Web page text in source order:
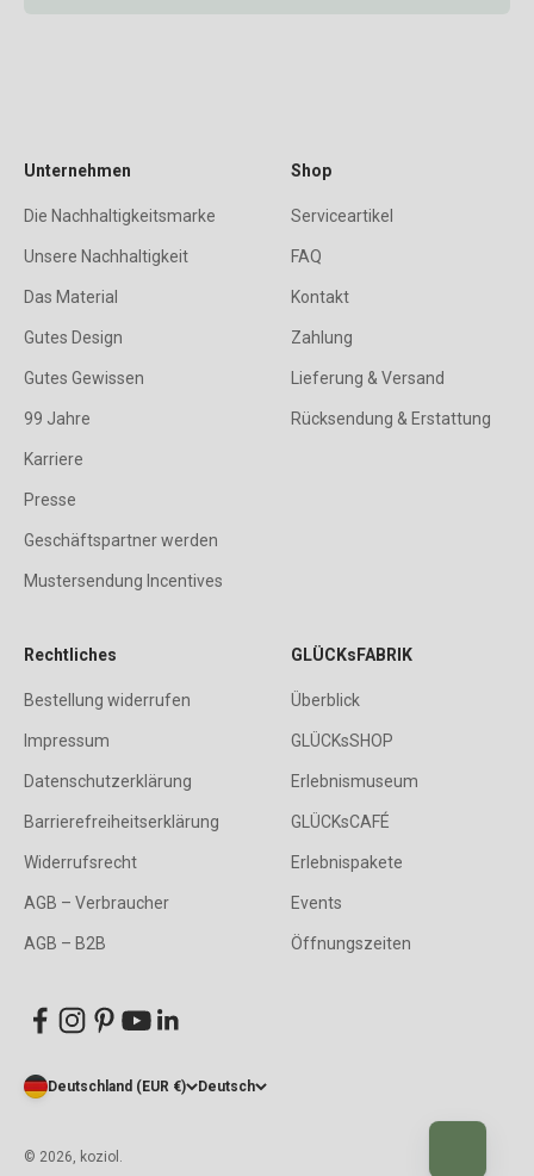
Unternehmen
Die Nachhaltigkeitsmarke
Unsere Nachhaltigkeit
Das Material
Gutes Design
Gutes Gewissen
99 Jahre
Karriere
Presse
Geschäftspartner werden
Mustersendung Incentives
Shop
Serviceartikel
FAQ
Kontakt
Zahlung
Lieferung & Versand
Rücksendung & Erstattung
Rechtliches
Bestellung widerrufen
Impressum
Datenschutzerklärung
Barrierefreiheitserklärung
Widerrufsrecht
AGB – Verbraucher
AGB – B2B
GLÜCKsFABRIK
Überblick
GLÜCKsSHOP
Erlebnismuseum
GLÜCKsCAFÉ
Erlebnispakete
Events
Öffnungszeiten
Deutschland (EUR €) Deutsch
© 2026, koziol.